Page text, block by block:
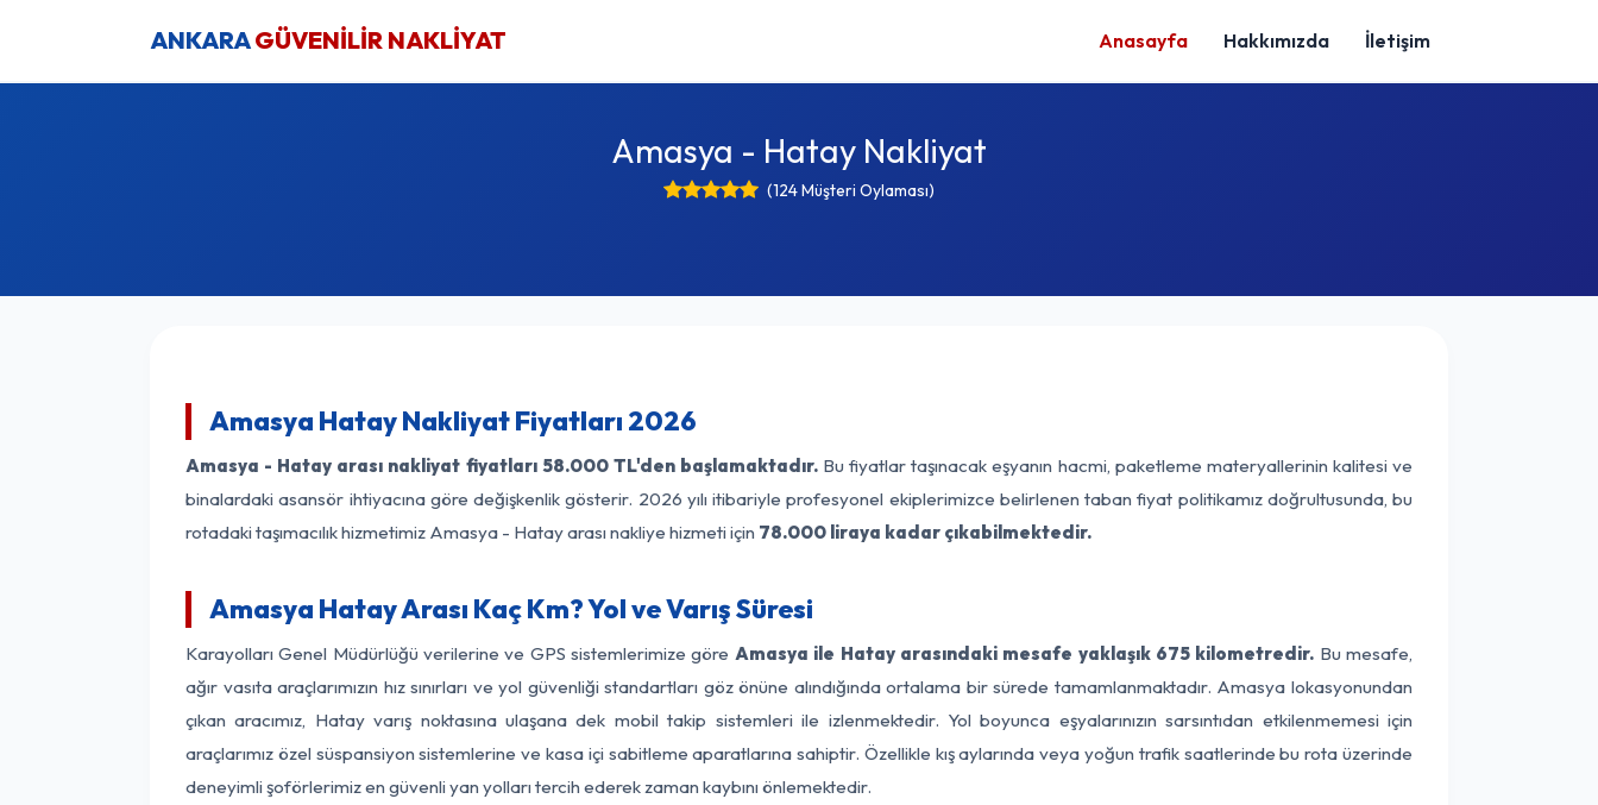
ANKARAGÜVENİLİR NAKLİYAT Anasayfa Hakkımızda İletişim
Amasya - Hatay Nakliyat
(124 Müşteri Oylaması)
Amasya Hatay Nakliyat Fiyatları 2026
Amasya - Hatay arası nakliyat fiyatları 58.000 TL'den başlamaktadır.Bu fiyatlar taşınacak eşyanın hacmi, paketleme materyallerinin kalitesi ve
binalardaki asansör ihtiyacına göre değişkenlik gösterir. 2026 yılı itibariyle profesyonel ekiplerimizce belirlenen taban fiyat politikamız doğrultusunda, bu
rotadaki taşımacılık hizmetimiz Amasya - Hatay arası nakliye hizmeti için 78.000 liraya kadar çıkabilmektedir.
Amasya Hatay Arası Kaç Km? Yol ve Varış Süresi
Karayolları Genel Müdürlüğü verilerine ve GPS sistemlerimize göre Amasya ile Hatay arasındaki mesafe yaklaşık 675 kilometredir. Bu mesafe,
ağır vasıta araçlarımızın hız sınırları ve yol güvenliği standartları göz önüne alındığında ortalama bir sürede tamamlanmaktadır. Amasya lokasyonundan
çıkan aracımız, Hatay varış noktasına ulaşana dek mobil takip sistemleri ile izlenmektedir. Yol boyunca eşyalarınızın sarsıntıdan etkilenmemesi için
araçlarımız özel süspansiyon sistemlerine ve kasa içi sabitleme aparatlarına sahiptir. Özellikle kış aylarında veya yoğun trafik saatlerinde bu rota üzerinde
deneyimli şoförlerimiz en güvenli yan yolları tercih ederek zaman kaybını önlemektedir.